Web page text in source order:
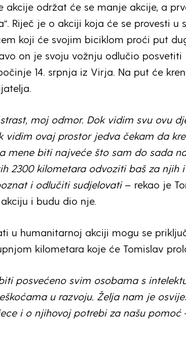
akcije održat će se manje akcije, a
Riječ je o akciji koja će se provesti u
koji će svojim biciklom proći put
on je svoju vožnju odlučio posvetiti
14. srpnja iz Virja. Na put će
moj odmor. Dok vidim svu ovu
vidim ovaj prostor jedva čekam da
mene biti najveće što sam do sada
2300 kilometara odvoziti baš za njih
i odlučiti sudjelovati– rekao je
i budu dio nje.
u humanitarnoj akciji mogu se
kilometara koje će Tomislav
posvećeno svim osobama s
u razvoju. Želja nam je
i o njihovoj potrebi za našu pomoć